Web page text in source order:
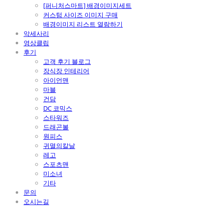
[퍼니처스마트] 배경이미지세트
커스텀 사이즈 이미지 구매
배경이미지 리스트 열람하기
악세사리
영상클립
후기
고객 후기 블로그
장식장 인테리어
아이언맨
마블
건담
DC 코믹스
스타워즈
드래곤볼
원피스
귀멸의칼날
레고
스포츠맨
미소녀
기타
문의
오시는길